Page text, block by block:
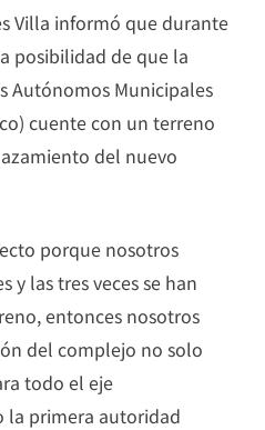
Villa informó que durante
posibilidad de que la
Autónomos Municipales
cuente con un terreno
del nuevo
porque nosotros
y las tres veces se han
entonces nosotros
del complejo no solo
todo el eje
la primera autoridad